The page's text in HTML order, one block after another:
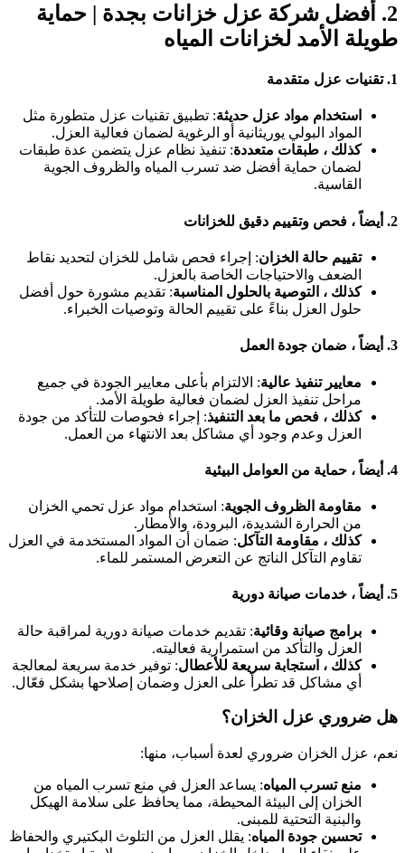
2.
أفضل شركة عزل خزانات بجدة | حماية
طويلة الأمد لخزانات المياه
1. تقنيات عزل متقدمة
استخدام مواد عزل حديثة: تطبيق تقنيات عزل متطورة مثل
المواد البولي يوريثانية أو الرغوية لضمان فعالية العزل.
كذلك ، طبقات متعددة: تنفيذ نظام عزل يتضمن عدة طبقات
لضمان حماية أفضل ضد تسرب المياه والظروف الجوية
القاسية.
2. أيضاً ، فحص وتقييم دقيق للخزانات
تقييم حالة الخزان: إجراء فحص شامل للخزان لتحديد نقاط
الضعف والاحتياجات الخاصة بالعزل.
كذلك ، التوصية بالحلول المناسبة: تقديم مشورة حول أفضل
حلول العزل بناءً على تقييم الحالة وتوصيات الخبراء.
3. أيضاً ، ضمان جودة العمل
معايير تنفيذ عالية: الالتزام بأعلى معايير الجودة في جميع
مراحل تنفيذ العزل لضمان فعالية طويلة الأمد.
كذلك ، فحص ما بعد التنفيذ: إجراء فحوصات للتأكد من جودة
العزل وعدم وجود أي مشاكل بعد الانتهاء من العمل.
4. أيضاً ، حماية من العوامل البيئية
مقاومة الظروف الجوية: استخدام مواد عزل تحمي الخزان
من الحرارة الشديدة، البرودة، والأمطار.
كذلك ، مقاومة التآكل: ضمان أن المواد المستخدمة في العزل
تقاوم التآكل الناتج عن التعرض المستمر للماء.
5. أيضاً ، خدمات صيانة دورية
برامج صيانة وقائية: تقديم خدمات صيانة دورية لمراقبة حالة
العزل والتأكد من استمرارية فعاليته.
كذلك ، استجابة سريعة للأعطال: توفير خدمة سريعة لمعالجة
أي مشاكل قد تطرأ على العزل وضمان إصلاحها بشكل فعّال.
هل ضروري عزل الخزان؟
نعم، عزل الخزان ضروري لعدة أسباب، منها:
منع تسرب المياه: يساعد العزل في منع تسرب المياه من
الخزان إلى البيئة المحيطة، مما يحافظ على سلامة الهيكل
والبنية التحتية للمبنى.
تحسين جودة المياه: يقلل العزل من التلوث البكتيري والحفاظ